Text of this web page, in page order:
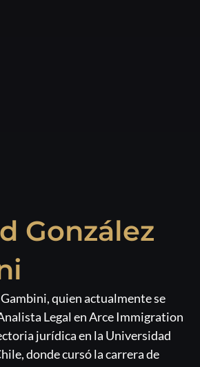
González
quien actualmente se
Legal en Arce Immigration
jurídica en la Universidad
donde cursó la carrera de